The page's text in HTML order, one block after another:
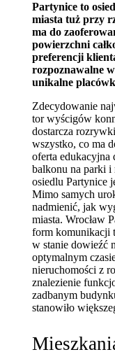
Partynice to
miasta tuż przy
ma do
powierzchni
preferencji
rozpoznawalne
unikalne
Zdecydowanie
tor wyścigów
dostarcza
wszystko, co ma
oferta edukacyjna
balkonu na parki i
osiedlu Partynice
Mimo samych
nadmienić, jak
miasta. Wrocław
form komunikacji
w stanie dowieźć
optymalnym
nieruchomości z
znalezienie
zadbanym
stanowiło